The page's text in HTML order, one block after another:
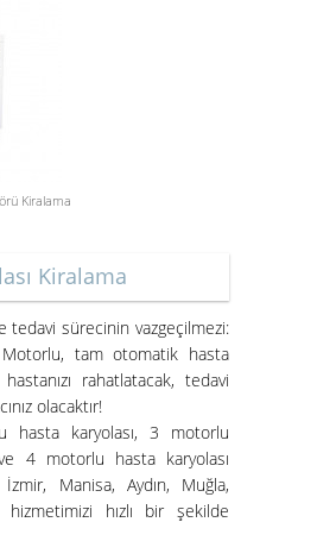
BakımKiralama
tedavi sürecinin vazgeçilmezi:
Motorlu, tam otomatik hasta
rahatlatacak, tedavi
olacaktır!
hasta karyolası, 3 motorlu
4 motorlu hasta karyolası
Manisa, Aydın, Muğla,
hizmetimizi hızlı bir şekilde